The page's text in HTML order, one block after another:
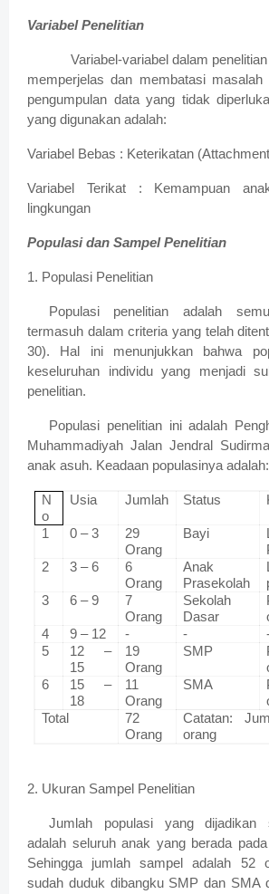
Variabel Penelitian
Variabel-variabel dalam
memperjelas dan membatasi masalah
pengumpulan data yang tidak
yang digunakan adalah:
Variabel Bebas : Keterikatan
Variabel Terikat : Kemampuan
lingkungan
Populasi dan Sampel Penelitian
1. Populasi Penelitian
Populasi penelitian adalah
termasuh dalam criteria yang telah
30). Hal ini menunjukkan bahwa
keseluruhan individu yang menjadi
penelitian.
Populasi penelitian ini adalah
Muhammadiyah Jalan Jendral
anak asuh. Keadaan populasinya adalah:
N
o
Usia Jumlah Status
1 0 – 3
29
Orang
Bayi
2
3 – 6
6
Orang
Anak
Prasekolah
3
6 – 9
7
Orang
Sekolah
Dasar
4
9 – 12 - -
5
12 –
15
19
Orang
SMP
6
15 –
18
11
Orang
SMA
Total
72
Orang
Catatan:
orang
2. Ukuran Sampel Penelitian
Jumlah populasi yang dijadikan
adalah seluruh anak yang berada
Sehingga jumlah sampel adalah 52
sudah duduk dibangku SMP dan SMA